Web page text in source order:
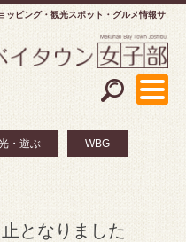
ッピング
観光スポット・グルメ情報サ
・遊ぶ WBG
となりました